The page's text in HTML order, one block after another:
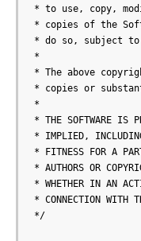
* to use, copy,
* copies of the
* do so, subject
*
* The above
* copies or
*
* THE SOFTWARE IS
* IMPLIED,
* FITNESS FOR A
* AUTHORS OR
* WHETHER IN AN
* CONNECTION WITH
*/